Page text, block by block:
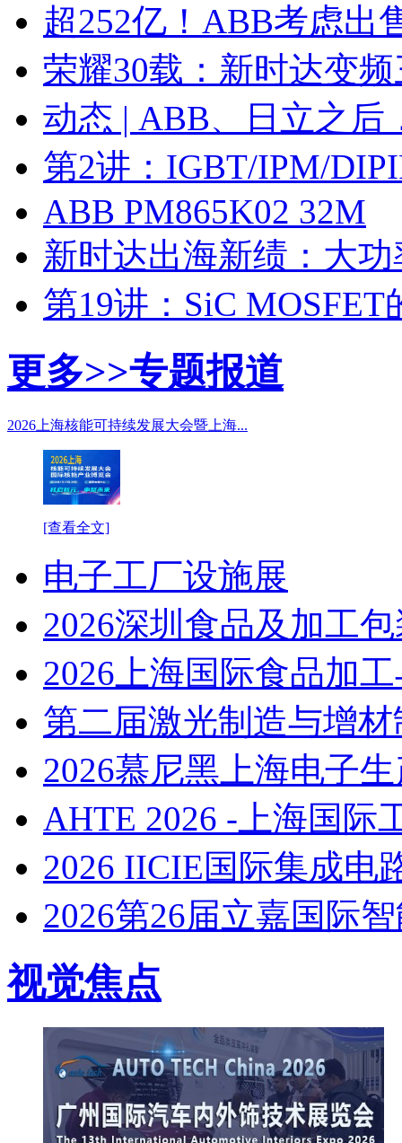
超252亿！ABB考虑出
荣耀30载：新时达变
动态 | ABB、日立之后
第2讲：IGBT/IPM/
ABB PM865K02 32M
新时达出海新绩：大
第19讲：SiC
更多>>专题报道
2026上海核能可持续发展大会暨上海...
[查看全文]
电子工厂设施展
2026深圳食品及加工
2026上海国际食品加
第二届激光制造与增
2026慕尼黑上海电子
AHTE 2026 -上海国际
2026 IICIE国际集成电
2026第26届立嘉国际
视觉焦点